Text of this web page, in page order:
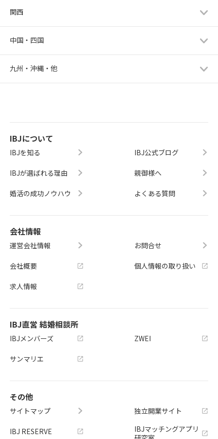
関西
中国・四国
九州・沖縄・他
IBJについて
IBJを知る
IBJが選ばれる理由
婚活の成功ノウハウ
IBJ公式ブログ
親御様へ
よくある質問
会社情報
運営会社情報
会社概要
求人情報
お問合せ
個人情報の取り扱い
IBJ直営 結婚相談所
IBJメンバーズ
サンマリエ
ZWEI
その他
サイトマップ
IBJ RESERVE
独立開業サイト
IBJマッチングアプリ